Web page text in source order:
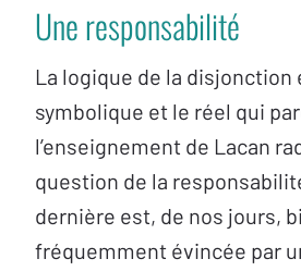
Une responsabilité
La logique de la disjonction
symbolique et le réel qui
l’enseignement de Lacan
question de la
dernière est, de nos jours,
fréquemment évincée par